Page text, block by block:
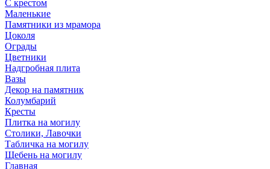
С крестом
Маленькие
Памятники из мрамора
Цоколя
Ограды
Цветники
Надгробная плита
Вазы
Декор на памятник
Колумбарий
Кресты
Плитка на могилу
Столики, Лавочки
Табличка на могилу
Щебень на могилу
Главная